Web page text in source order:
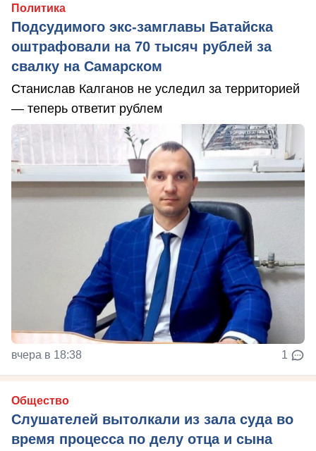
Политика
Подсудимого экс-замглавы Батайска
оштрафовали на 70 тысяч рублей за
свалку на Самарском
Станислав Калганов не уследил за территорией
— теперь ответит рублем
вчера в 18:38 1
Общество
Слушателей вытолкали из зала суда во
время процесса по делу отца и сына